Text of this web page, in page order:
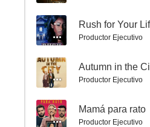
Colisión inminente
6.8
-- Rush for Your
Productor Ejecutivo
-- Autumn in the
Productor Ejecutivo
-- Mamá para rato
Productor Ejecutivo